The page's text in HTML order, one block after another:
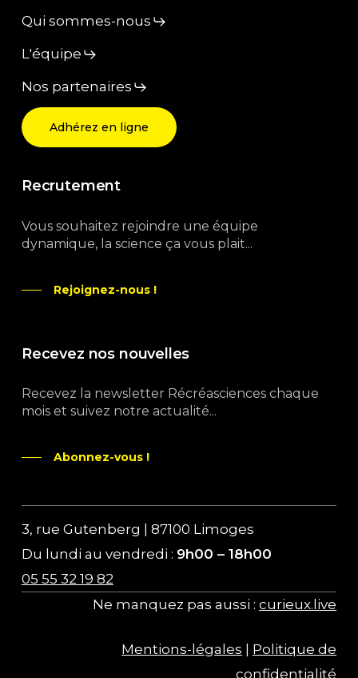
Qui sommes-nous
L'équipe
Nos partenaires
Adhérez en ligne
Recrutement
Vous souhaitez rejoindre une équipe
dynamique, la science ça vous plait...
Rejoignez-nous !
Recevez nos nouvelles
Recevez la newsletter Récréasciences chaque
mois et suivez notre actualité...
Abonnez-vous !
3, rue Gutenberg | 87100 Limoges
Du lundi au vendredi : 9h00 – 18h00
05 55 32 19 82
Ne manquez pas aussi :curieux.live
Mentions-légales
Politique de
confidentialité